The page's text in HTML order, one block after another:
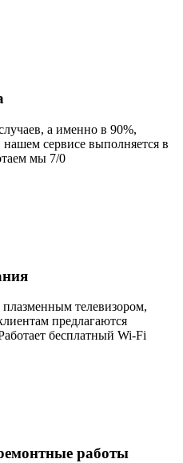
а именно в 90%,
сервисе выполняется в
мы 7/0
телевизором,
предлагаются
бесплатный Wi-Fi
работы